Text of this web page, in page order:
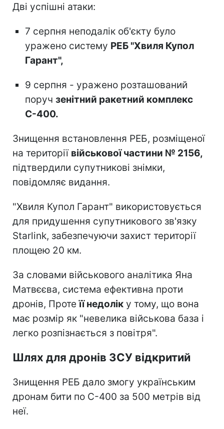
Дві успішні атаки:
7 серпня неподалік об'єкту було
уражено систему РЕБ "Хвиля Купол
Гарант",
9 серпня - уражено розташований
поруч зенітний ракетний комплекс
С-400.
Знищення встановлення РЕБ, розміщеної
на території військової частини № 2156,
підтвердили супутникові знімки,
повідомляє видання.
"Хвиля Купол Гарант" використовується
для придушення супутникового зв'язку
Starlink, забезпечуючи захист території
площею 20 км.
За словами військового аналітика Яна
Матвєєва, система ефективна проти
дронів, Протеїї недолік у тому, що вона
має розмір як "невелика військова база і
легко розпізнається з повітря".
Шлях для дронів ЗСУ відкритий
Знищення РЕБ дало змогу українським
дронам бити по С-400 за 500 метрів від
неї.